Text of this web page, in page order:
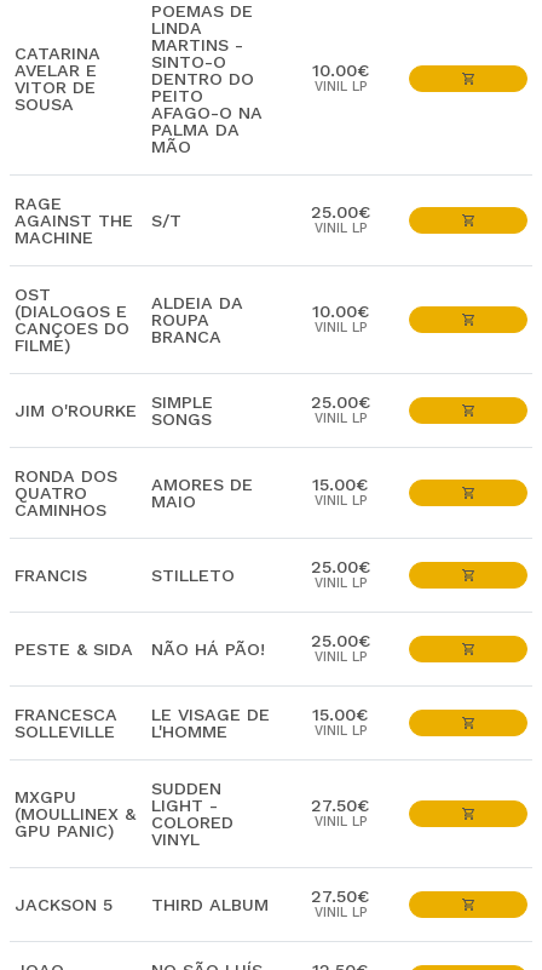
CATARINA
AVELAR E
VITOR DE
SOUSA
POEMAS DE
LINDA
MARTINS -
SINTO-O
DENTRO DO
PEITO
AFAGO-O NA
PALMA DA
MÃO
10.00€
VINIL LP
RAGE
AGAINST THE
MACHINE
S/T 25.00€
VINIL LP
OST
(DIALOGOS E
CANÇOES DO
FILME)
ALDEIA DA
ROUPA
BRANCA
10.00€
VINIL LP
JIM O'ROURKE
SIMPLE
SONGS
25.00€
VINIL LP
RONDA DOS
QUATRO
CAMINHOS
AMORES DE
MAIO
15.00€
VINIL LP
FRANCIS STILLETO 25.00€
VINIL LP
PESTE & SIDA NÃO HÁ PÃO! 25.00€
VINIL LP
FRANCESCA
SOLLEVILLE
LE VISAGE DE
L'HOMME
15.00€
VINIL LP
MXGPU
(MOULLINEX &
GPU PANIC)
SUDDEN
LIGHT -
COLORED
VINYL
27.50€
VINIL LP
JACKSON 5 THIRD ALBUM 27.50€
VINIL LP